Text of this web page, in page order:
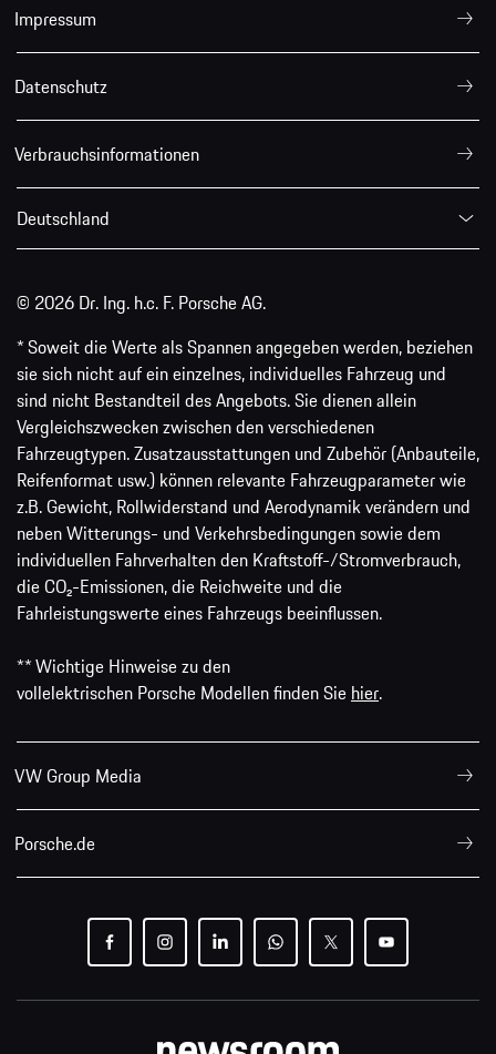
Impressum
Datenschutz
Verbrauchsinformationen
Deutschland
© 2026 Dr. Ing. h.c. F. Porsche AG.
* Soweit die Werte als Spannen angegeben werden, beziehen
sie sich nicht auf ein einzelnes, individuelles Fahrzeug und
sind nicht Bestandteil des Angebots. Sie dienen allein
Vergleichszwecken zwischen den verschiedenen
Fahrzeugtypen. Zusatzausstattungen und Zubehör (Anbauteile,
Reifenformat usw.) können relevante Fahrzeugparameter wie
z.B. Gewicht, Rollwiderstand und Aerodynamik verändern und
neben Witterungs- und Verkehrsbedingungen sowie dem
individuellen Fahrverhalten den Kraftstoff-/Stromverbrauch,
die CO₂-Emissionen, die Reichweite und die
Fahrleistungswerte eines Fahrzeugs beeinflussen.
** Wichtige Hinweise zu den
vollelektrischen Porsche Modellen finden Sie hier.
VW Group Media
Porsche.de